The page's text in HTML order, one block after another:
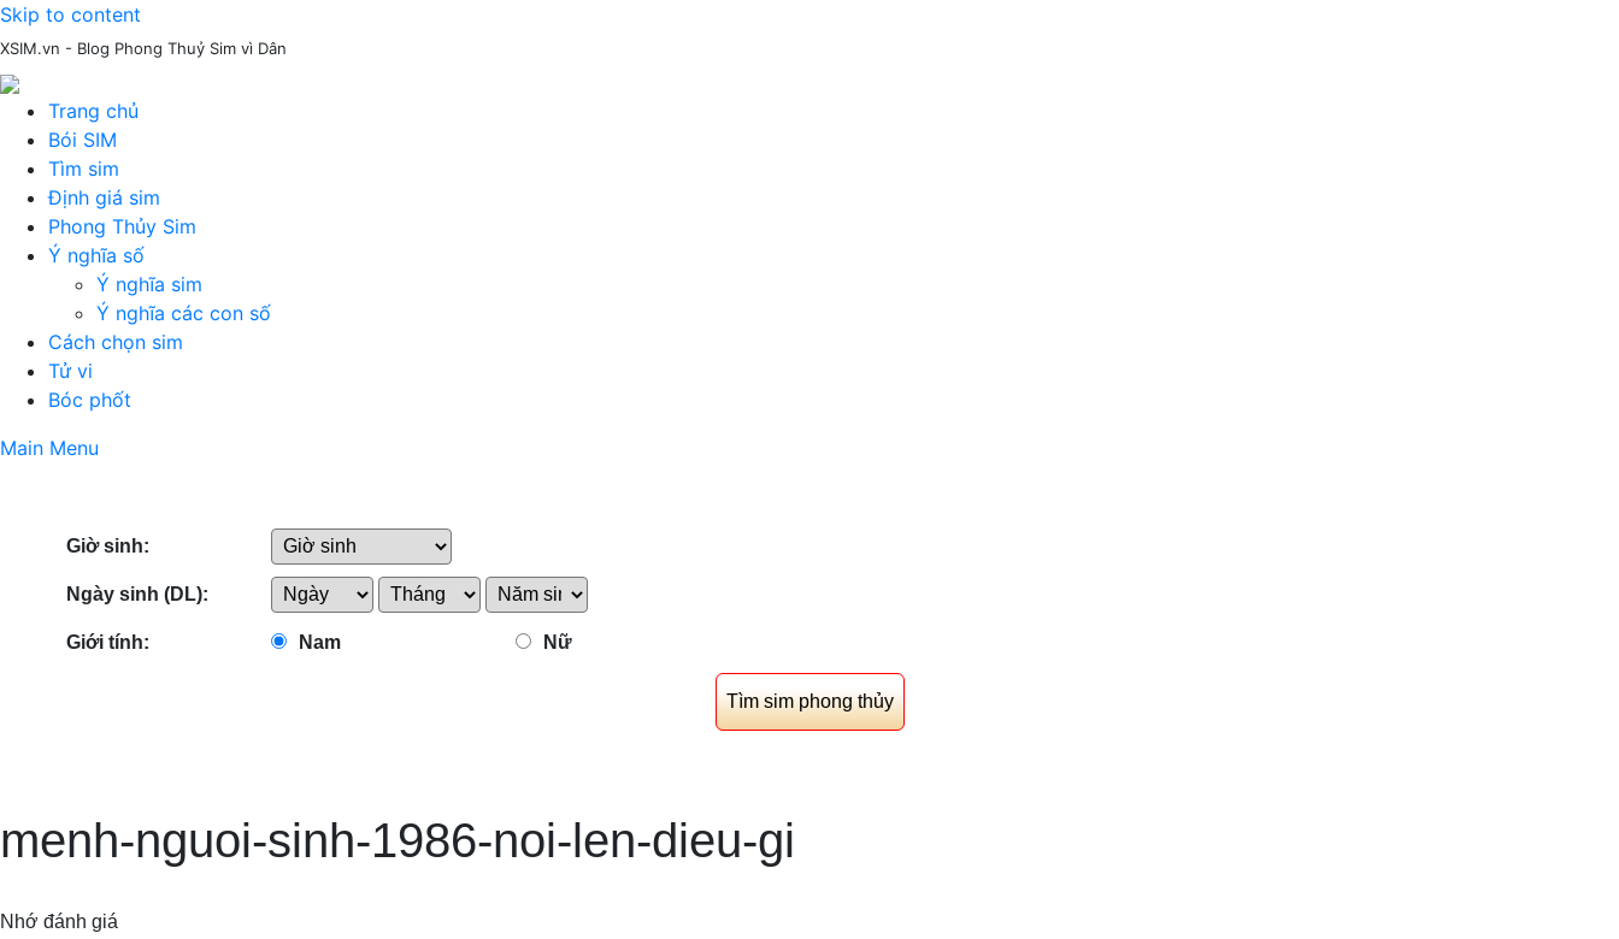
Skip to content
XSIM.vn - Blog Phong Thuỷ Sim vì Dân
Trang chủ
Bói SIM
Tìm sim
Định giá sim
Phong Thủy Sim
Ý nghĩa số
Ý nghĩa sim
Ý nghĩa các con số
Cách chọn sim
Tử vi
Bóc phốt
Main Menu
Giờ sinh:
Ngày sinh (DL):
Giới tính: Nam Nữ
menh-nguoi-sinh-1986-noi-len-dieu-gi
Nhớ đánh giá